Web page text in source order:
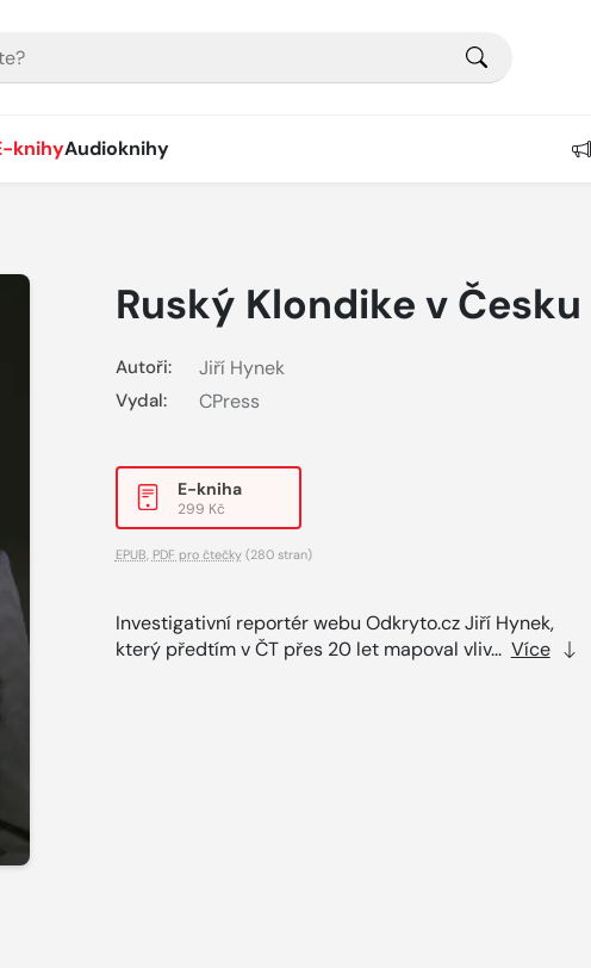
knihyAudioknihy
Ruský Klondike v Česku
Autoři: Jiří Hynek
Vydal: CPress
E-kniha
299 Kč
EPUB PDF pro čtečky(280 stran)
Investigativní reportér webu Odkryto.cz Jiří Hynek,
který předtím v ČT přes 20 let mapoval vliv... Více